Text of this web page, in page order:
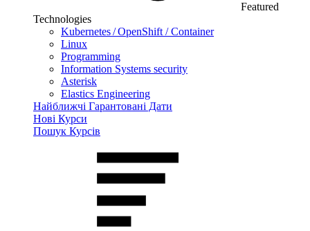
Featured
Technologies
Kubernetes / OpenShift / Container
Linux
Programming
Information Systems security
Asterisk
Elastics Engineering
Найближчі Гарантовані Дати
Нові Курси
Пошук Курсів